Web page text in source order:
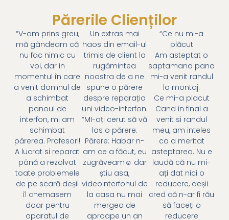
Părerile Clienților
“V-am prins greu,
mă gândeam că
nu fac nimic cu
voi, dar in
momentul în care
a venit domnul de
a schimbat
panoul de
interfon, mi am
schimbat
părerea. Profesor!!
A lucrat si reparat
până a rezolvat
toate problemele
de pe scară deșii
îl chemasem
doar pentru
aparatul de
Un extras mai
haos din email-ul
trimis de client la
rugămintea
noastra de a ne
spune o părere
despre reparația
uni video-interfon.
“MI-ați cerut să vă
las o părere.
Părere: Habar n-
am ce a făcut, eu
zugrăveam☺ dar
știu asa,
videointerfonul de
la casa nu mai
mergea de
aproape un an
“Ce nu mi-a
plăcut
Am asteptat o
saptamana pana
mi-a venit randul
la montaj.
Ce mi-a placut
Cand in final a
venit si randul
meu, am inteles
ca a meritat
asteptarea. Nu e
laudă că nu mi-
ați dat nici o
reducere, deșii
cred că n-ar fi rău
să faceți o
reducere